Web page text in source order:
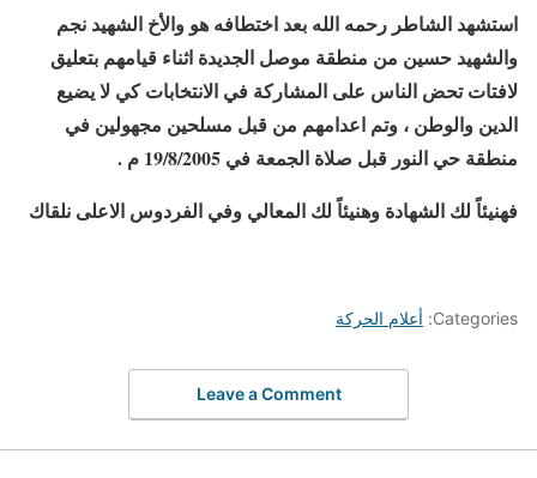
استشهد الشاطر رحمه الله بعد اختطافه هو والأخ الشهيد نجم
والشهيد حسين من منطقة موصل الجديدة اثناء قيامهم بتعليق
لافتات تحض الناس على المشاركة في الانتخابات كي لا يضيع
الدين والوطن ، وتم اعدامهم من قبل مسلحين مجهولين في
منطقة حي النور قبل صلاة الجمعة في 19/8/2005 م .
فهنيئاً لك الشهادة وهنيئاً لك المعالي وفي الفردوس الاعلى نلقاك
Categories: أعلام الحركة
Leave a Comment